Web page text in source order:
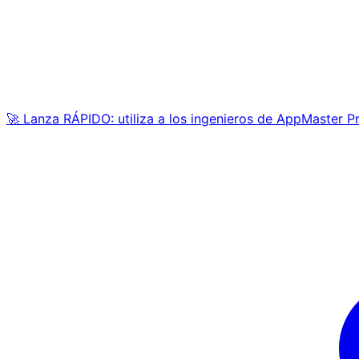
🚀 Lanza RÁPIDO: utiliza a los ingenieros de AppMaster